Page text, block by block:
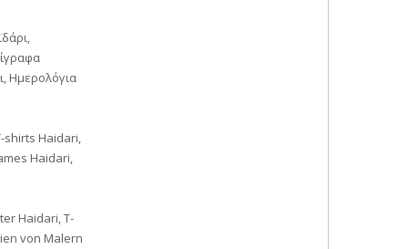
Ημερολόγια
shirts Haidari,
Haidari,
Haidari, T-
von Malern